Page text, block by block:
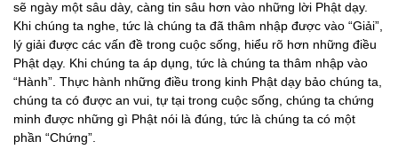
sẽ ngày một sâu dày, càng tin sâu hơn vào những lời Phật dạy.
Khi chúng ta nghe, tức là chúng ta đã thâm nhập được vào “Giải”,
lý giải được các vấn đề trong cuộc sống, hiểu rõ hơn những điều
Phật dạy. Khi chúng ta áp dụng, tức là chúng ta thâm nhập vào
“Hành”. Thực hành những điều trong kinh Phật dạy bảo chúng ta,
chúng ta có được an vui, tự tại trong cuộc sống, chúng ta chứng
minh được những gì Phật nói là đúng, tức là chúng ta có một
phần “Chứng”.